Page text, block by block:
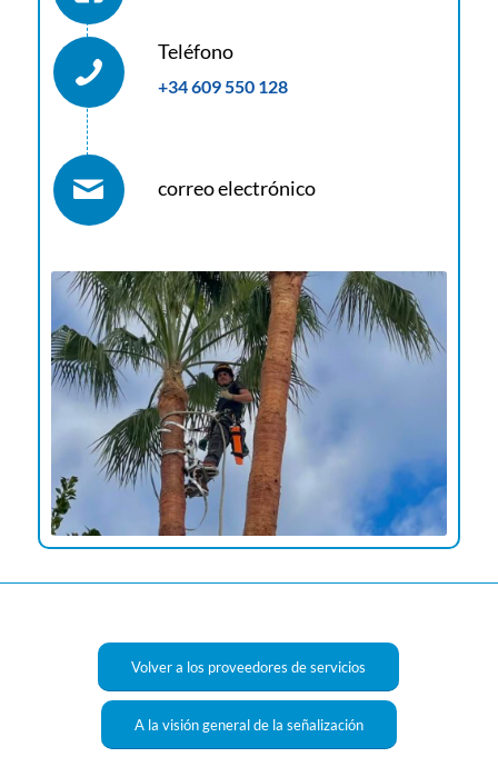
Teléfono
+34 609 550 128
correo electrónico
Volver a los proveedores de servicios
A la visión general de la señalización